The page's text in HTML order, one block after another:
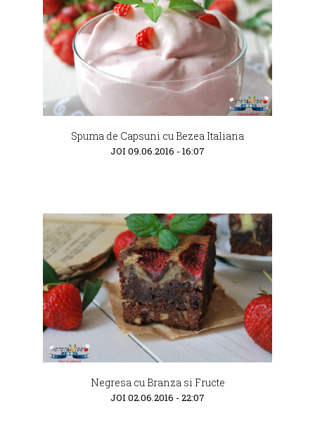
Spuma de Capsuni cu Bezea Italiana
JOI 09.06.2016 - 16:07
Negresa cu Branza si Fructe
JOI 02.06.2016 - 22:07